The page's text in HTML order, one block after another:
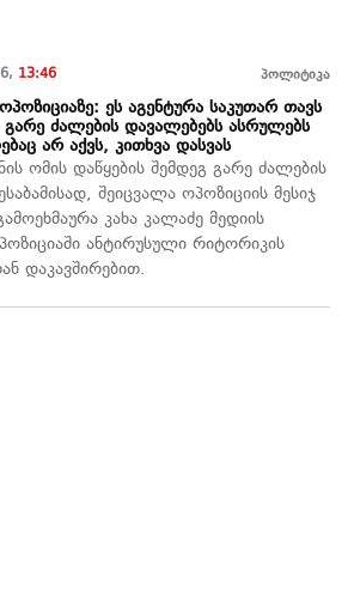
13:46 პოლიტიკა
ეს აგენტურა საკუთარ თავს
გარე ძალების დავალებებს ასრულებს
არ აქვს, კითხვა დასვას
ომის დაწყების შემდეგ გარე ძალების
შეიცვალა ოპოზიციის მესიჯ
კახა კალაძე მედიის
ანტირუსული რიტორიკის
დაკავშირებით.